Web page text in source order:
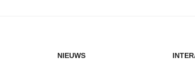
NIEUWS